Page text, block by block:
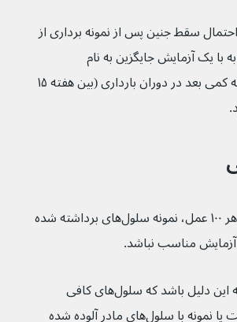
که احتمال سقط جنین پس از نمونه برداری از
با یک آزمایش جایگزین به نام
است که کمی بعد در دوران بارداری (بین هفته ۱۵
در حدود ۱ مورد از هر ۱۰۰ عمل، نمونه سلول‌های برداشته شده
مناسب نباشد.
این ممکن است به این دلیل باشد که سلول‌های کافی
برداشته نشده است یا نمونه با سلول‌های مادر آلوده شده